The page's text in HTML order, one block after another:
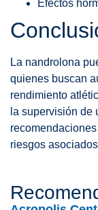
Efectos
La nandrolona
quienes buscan
rendimiento
la supervisión de
riesgos